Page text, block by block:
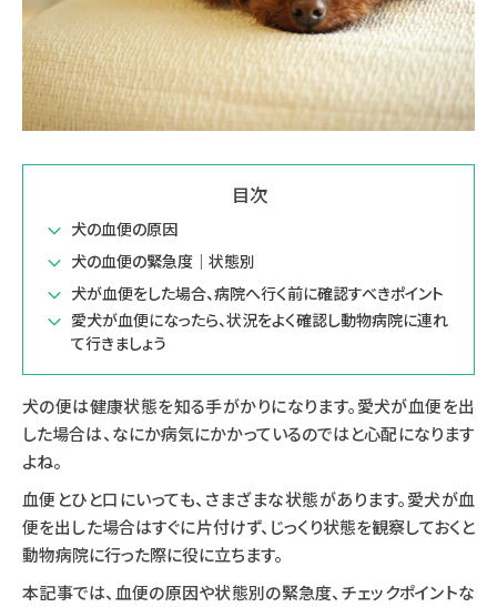
目次
犬の血便の原因
犬の血便の緊急度｜状態別
犬が血便をした場合、病院へ行く前に確認すべきポイント
愛犬が血便になったら、状況をよく確認し動物病院に連れ
て行きましょう
犬の便は健康状態を知る手がかりになります。愛犬が血便を出
した場合は、なにか病気にかかっているのではと心配になります
よね。
血便とひと口にいっても、さまざまな状態があります。愛犬が血
便を出した場合はすぐに片付けず、じっくり状態を観察しておくと
動物病院に行った際に役に立ちます。
本記事では、血便の原因や状態別の緊急度、チェックポイントな